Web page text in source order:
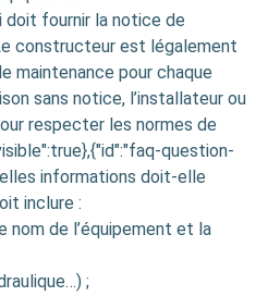
doit fournir la notice de
constructeur est légalement
maintenance pour chaque
sans notice, l’installateur ou
respecter les normes de
question-
informations doit-elle
inclure :
nom de l’équipement et la
;